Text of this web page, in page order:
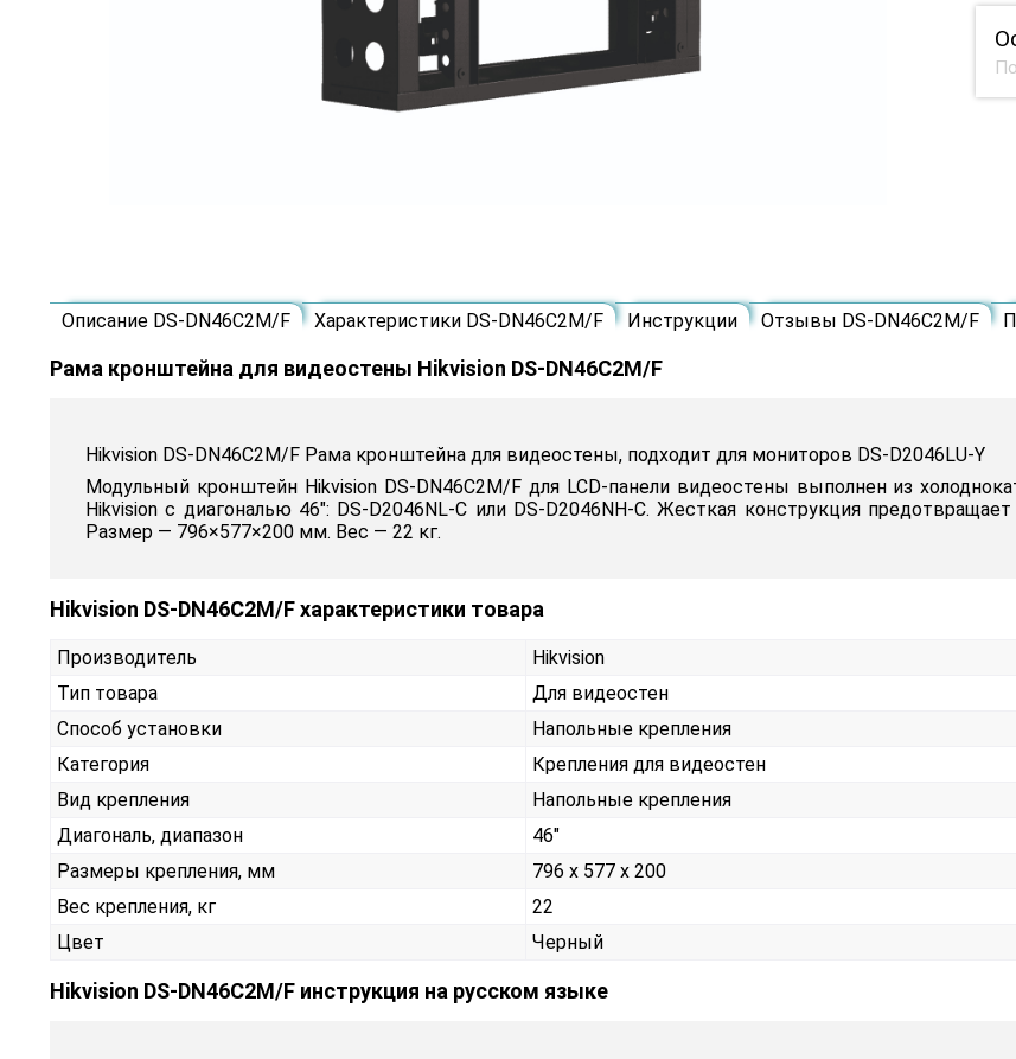
Описание DS-DN46C2M/F Характеристики DS-DN46C2M/F Инструкции Отзывы DS-DN46C2M/F
Рама кронштейна для видеостены Hikvision DS-DN46C2M/F
Hikvision DS-DN46C2M/F Рама кронштейна для видеостены, подходит для мониторов DS-D2046LU-Y
Модульный кронштейн Hikvision DS-DN46C2M/F для LCD-панели видеостены выполнен из
Hikvision с диагональю 46": DS-D2046NL-C или DS-D2046NH-C. Жесткая конструкция
Размер — 796×577×200 мм. Вес — 22 кг.
Hikvision DS-DN46C2M/F характеристики товара
Производитель
Hikvision
Тип товара
Для видеостен
Способ установки
Напольные крепления
Категория
Крепления для видеостен
Вид крепления
Напольные крепления
Диагональ, диапазон
46"
Размеры крепления, мм
796 x 577 x 200
Вес крепления, кг
22
Цвет
Черный
Hikvision DS-DN46C2M/F инструкция на русском языке